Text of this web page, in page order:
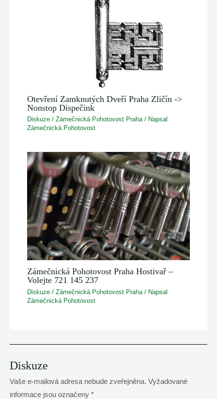
Otevření Zamknutých Dveří Praha Zličín ->
Nonstop Dispečink
Diskuze /Zámečnická Pohotovost Praha/ Napsal
Zámečnická Pohotovost
Zámečnická Pohotovost Praha Hostivař –
Volejte 721 145 237
Diskuze /Zámečnická Pohotovost Praha / Napsal
Zámečnická Pohotovost
Diskuze
Vaše e-mailová adresa nebude zveřejněna. Vyžadované
informace jsou označeny *